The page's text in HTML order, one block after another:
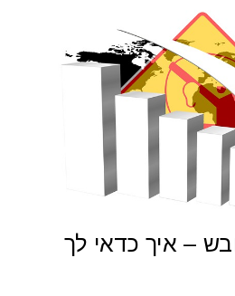
– איך כדאי לך